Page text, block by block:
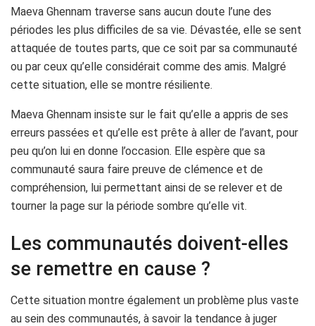
Maeva Ghennam traverse sans aucun doute l’une des
périodes les plus difficiles de sa vie. Dévastée, elle se sent
attaquée de toutes parts, que ce soit par sa communauté
ou par ceux qu’elle considérait comme des amis. Malgré
cette situation, elle se montre résiliente.
Maeva Ghennam insiste sur le fait qu’elle a appris de ses
erreurs passées et qu’elle est prête à aller de l’avant, pour
peu qu’on lui en donne l’occasion. Elle espère que sa
communauté saura faire preuve de clémence et de
compréhension, lui permettant ainsi de se relever et de
tourner la page sur la période sombre qu’elle vit.
Les communautés doivent-elles
se remettre en cause ?
Cette situation montre également un problème plus vaste
au sein des communautés, à savoir la tendance à juger